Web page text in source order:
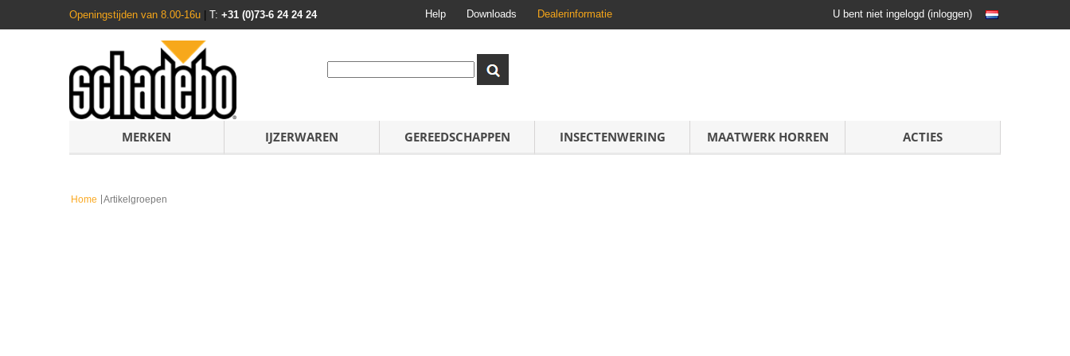
Openingstijden van 8.00-16u T: +31 (0)73-6 24 24 24 Help Downloads Dealerinformatie U bent niet ingelogd (inloggen)
MERKEN IJZERWAREN GEREEDSCHAPPEN INSECTENWERING MAATWERK HORREN ACTIES
Home Artikelgroepen